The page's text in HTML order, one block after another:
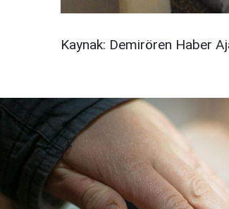
Kaynak: Demirören Haber